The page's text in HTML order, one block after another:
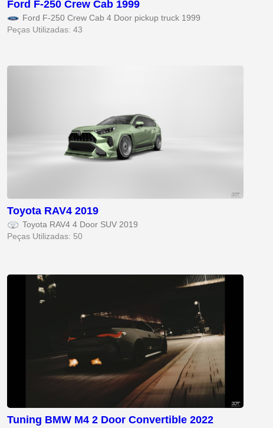
Ford F-250 Crew Cab 1999
Ford F-250 Crew Cab 4 Door pickup truck 1999
Peças Utilizadas: 43
Toyota RAV4 2019
Toyota RAV4 4 Door SUV 2019
Peças Utilizadas: 50
Tuning BMW M4 2 Door Convertible 2022